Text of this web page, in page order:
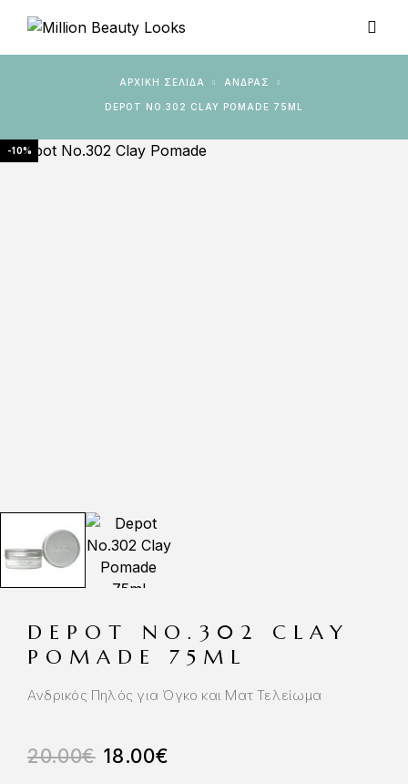
ΑΡΧΙΚΉ ΣΕΛΊΔΑ ΆΝΔΡΑΣ
DEPOT NO.302 CLAY POMADE 75ML
-10%
DEPOT NO.302 CLAY
POMADE 75ML
Ανδρικός Πηλός για Όγκο και Ματ Τελείωμα
20.00€ 18.00€